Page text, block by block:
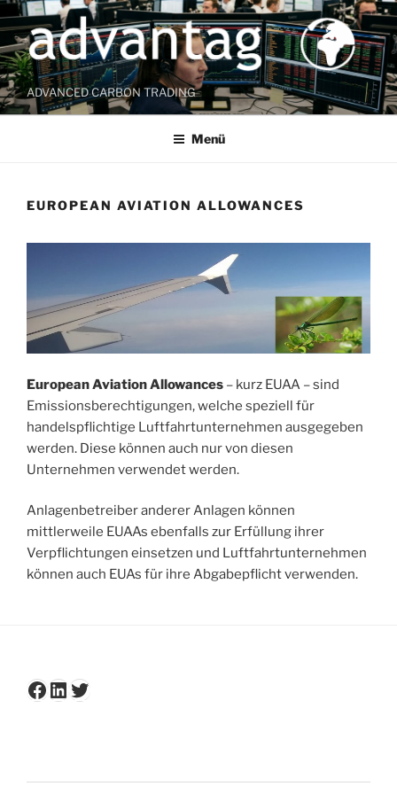
Zum
Inhalt
springen
ADVANCED CARBON TRADING
Menü
EUROPEAN AVIATION ALLOWANCES
European Aviation Allowances – kurz EUAA – sind
Emissionsberechtigungen, welche speziell für
handelspflichtige Luftfahrtunternehmen ausgegeben
werden. Diese können auch nur von diesen
Unternehmen verwendet werden.
Anlagenbetreiber anderer Anlagen können
mittlerweile EUAAs ebenfalls zur Erfüllung ihrer
Verpflichtungen einsetzen und Luftfahrtunternehmen
können auch EUAs für ihre Abgabepflicht verwenden.
Facebook
LinkedIn
Twitter